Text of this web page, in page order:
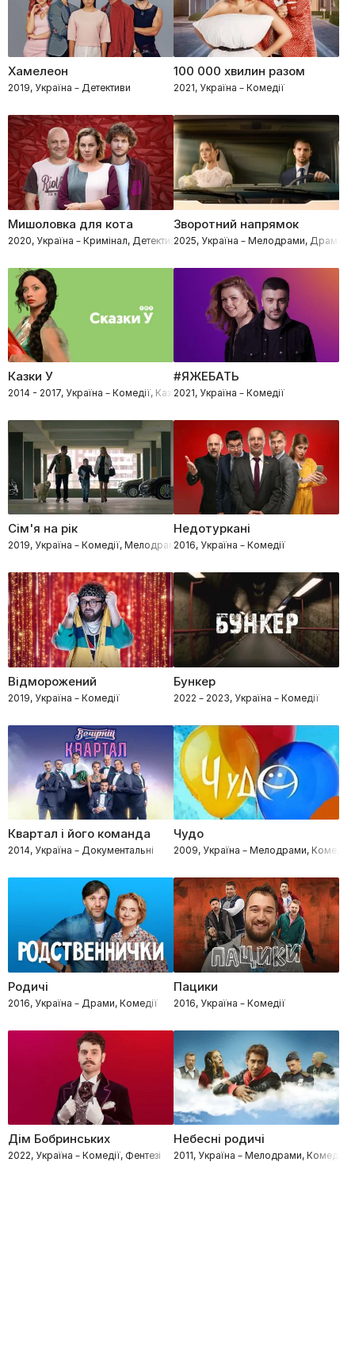
Хамелеон
2019, Україна – Детективи
100 000 хвилин разом
2021, Україна – Комедії
Мишоловка для кота
2020, Україна – Кримінал, Детективи, Комедії
Зворотний напрямок
2025, Україна – Мелодрами, Драми
Казки У
2014 - 2017, Україна – Комедії, Казки
#ЯЖЕБАТЬ
2021, Україна – Комедії
Сім'я на рік
2019, Україна – Комедії, Мелодрами
Недотуркані
2016, Україна – Комедії
Відморожений
2019, Україна – Комедії
Бункер
2022 – 2023, Україна – Комедії
Квартал і його команда
2014, Україна – Документальні
Чудо
2009, Україна – Мелодрами, Комедії
Родичі
2016, Україна – Драми, Комедії
Пацики
2016, Україна – Комедії
Дім Бобринських
2022, Україна – Комедії, Фентезі
Небесні родичі
2011, Україна – Мелодрами, Комедії